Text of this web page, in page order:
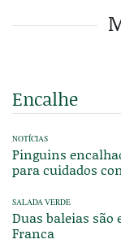
Encalhe
NOTÍCIAS
Pinguins
para cuidados
SALADA VERDE
Duas baleias são
Franca